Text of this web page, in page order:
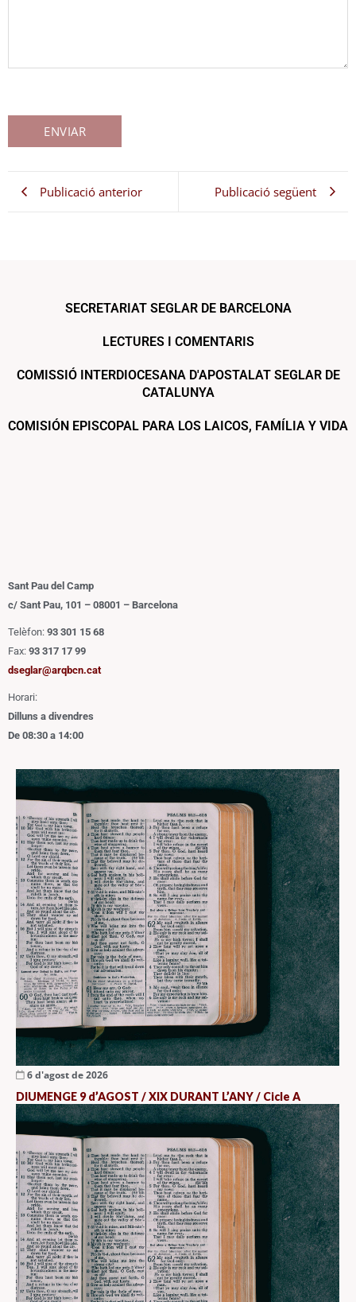
Publicació anterior Publicació següent
SECRETARIAT SEGLAR DE BARCELONA
LECTURES I COMENTARIS
COMISSIÓ INTERDIOCESANA D'APOSTALAT SEGLAR DE
CATALUNYA
COMISIÓN EPISCOPAL PARA LOS LAICOS, FAMÍLIA Y VIDA
Sant Pau del Camp
c/ Sant Pau, 101 – 08001 – Barcelona
Telèfon: 93 301 15 68
Fax: 93 317 17 99
dseglar@arqbcn.cat
Horari:
Dilluns a divendres
De 08:30 a 14:00
6 d'agost de 2026
DIUMENGE 9 d’AGOST / XIX DURANT L’ANY / Cicle A